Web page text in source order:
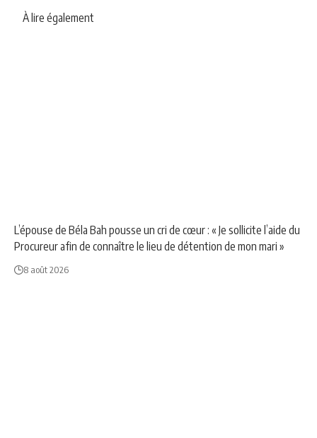
À lire également
L’épouse de Béla Bah pousse un cri de cœur : « Je sollicite l’aide du
Procureur afin de connaître le lieu de détention de mon mari »
8 août 2026